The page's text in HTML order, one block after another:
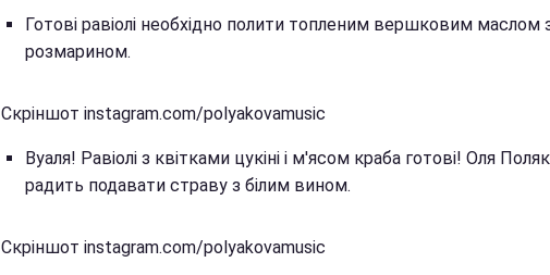
Готові равіолі необхідно полити топленим вершковим маслом
розмарином.
Скріншот instagram.com/polyakovamusic
Вуаля! Равіолі з квітками цукіні і м'ясом краба готові! Оля
радить подавати страву з білим вином.
Скріншот instagram.com/polyakovamusic